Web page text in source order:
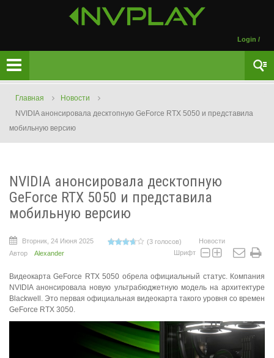
Login /
Главная
Новости
NVIDIA анонсировала десктопную GeForce RTX 5050 и представила
мобильную версию
NVIDIA анонсировала десктопную
GeForce RTX 5050 и представила
мобильную версию
Вторник, 24 Июня 2025 (3 голосов)
Новости
Автор
Alexander Шрифт
Видеокарта GeForce RTX 5050 обрела официальный статус. Компания
NVIDIA анонсировала новую ультрабюджетную модель на архитектуре
Blackwell. Это первая официальная видеокарта такого уровня со времен
GeForce RTX 3050.